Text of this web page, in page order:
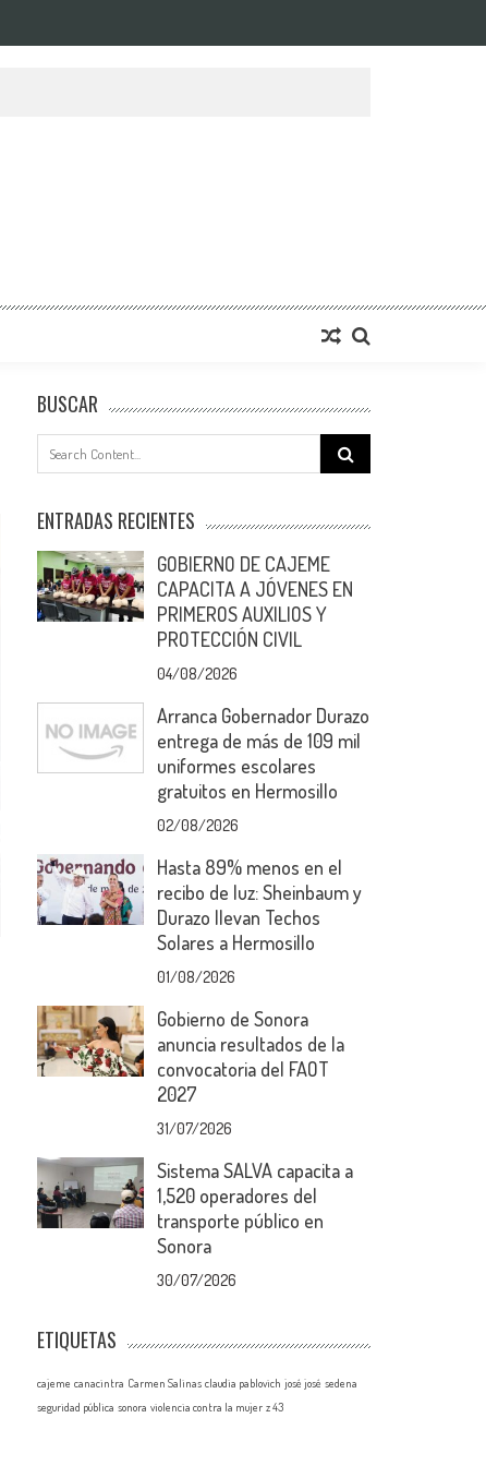
BUSCAR
Search
for:
ENTRADAS RECIENTES
GOBIERNO DE CAJEME
CAPACITA A JÓVENES EN
PRIMEROS AUXILIOS Y
PROTECCIÓN CIVIL
04/08/2026
Arranca Gobernador Durazo
entrega de más de 109 mil
uniformes escolares
gratuitos en Hermosillo
02/08/2026
Hasta 89% menos en el
recibo de luz: Sheinbaum y
Durazo llevan Techos
Solares a Hermosillo
01/08/2026
Gobierno de Sonora
anuncia resultados de la
convocatoria del FAOT
2027
31/07/2026
Sistema SALVA capacita a
1,520 operadores del
transporte público en
Sonora
30/07/2026
ETIQUETAS
cajeme canacintra Carmen Salinas claudia pablovich josé josé sedena
seguridad pública sonora violencia contra la mujer z 43